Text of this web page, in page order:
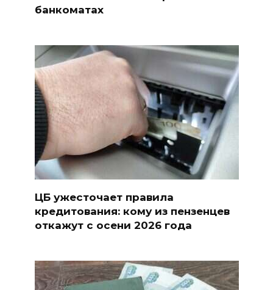
банкоматах
ЦБ ужесточает правила
кредитования: кому из пензенцев
откажут с осени 2026 года